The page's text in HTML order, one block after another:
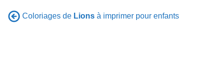
Coloriages de Lions à imprimer pour enfants